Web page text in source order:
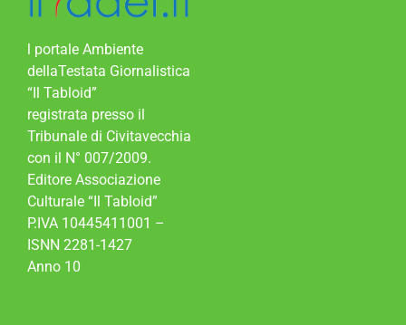
l portale Ambiente
dellaTestata Giornalistica
“Il Tabloid”
registrata presso il
Tribunale di Civitavecchia
con il N° 007/2009.
Editore Associazione
Culturale “Il Tabloid”
P.IVA 10445411001 –
ISNN 2281-1427
Anno 10